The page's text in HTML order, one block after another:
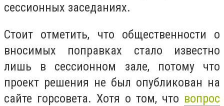
сессионных заседаниях.
Стоит отметить, что общественности о
вносимых поправках стало известно
лишь в сессионном зале, потому что
проект решения не был опубликован на
сайте горсовета. Хотя о том, что вопрос